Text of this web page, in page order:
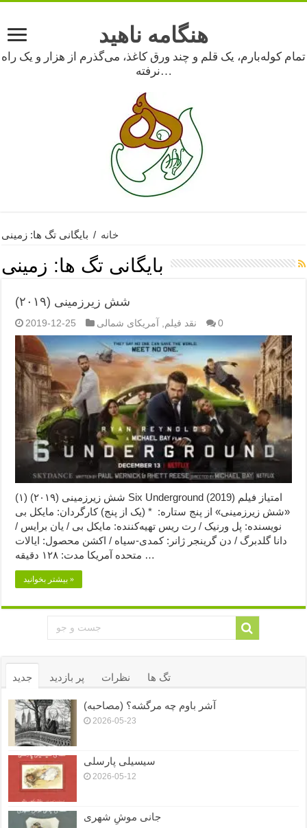
هنگامه ناهید
تمام کوله‌بارم، یک قلم و چند ورق کاغذ، می‌گذرم از هزار و یک راه
نرفته…
خانه / بایگانی تگ ها: زمینی
بایگانی تگ ها: زمینی
شش زیرزمینی (۲۰۱۹)
2019-12-25 نقد فیلم آمریکای شمالی 0
شش زیرزمینی (۲۰۱۹) (۱) Six Underground (2019) امتیاز فیلم
«شش زیرزمینی» از پنج ستاره: * (یک از پنج) کارگردان: مایکل بی
نویسنده: پل ورنیک / رت ریس تهیه‌کننده: مایکل بی / یان برایس /
دانا گلدبرگ / دن گرینجر ژانر: کمدی-سیاه / اکشن محصول: ایالات
متحده آمریکا مدت: ۱۲۸ دقیقه …
بیشتر بخوانید »
جدید پر بازدید نظرات تگ ها
آشر باوم چه مرگشه؟ (مصاحبه)
2026-05-23
سیسیلی پارسلی
2026-05-12
جانی موشِ شهری